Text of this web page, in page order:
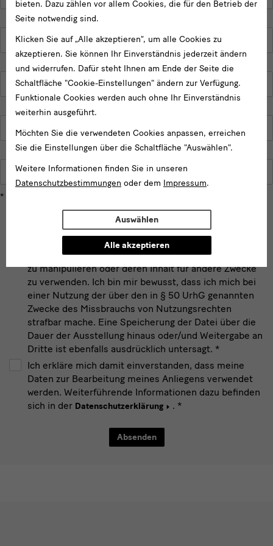
Vorname*
Telefonnummer*
E-
Adresse*
Medium/Redaktion*
* Pflichtfeld
Ja, ich akzeptiere, die mir zur Verfügung gestellten
Daten nur im Zusammenhang mit einer aktuellen
Berichterstattung (§ 50 UrhG) zur genannten
Ausstellung zu verwenden, diese nicht zu verändern,
zu manipulieren oder deren Inhalt für andere Zwecke
zu verwenden. Ich bin mir bewusst, dass ich mich bei
einer Nutzung der über den in § 50 UrhG genannten
Zwecke des Missbrauchs von Nutzungsrechten
strafbar mache. Eine Speicherung der Datei über die
Dauer der Ausstellung hinaus oder/und Weitergabe an
Dritte ist ebenfalls ausdrücklich untersagt. *
Ich erkläre mich damit einverstanden, dass meine
Daten zur Bearbeitung meines Anliegens verwendet
werden. Weiterführende Informationen dazu befinden
sich in der Datenschutzerklärung . *
bieten. Dazu zählen vor allem Cookies, die für den Betrieb der
Seite notwendig sind.
Klicken Sie auf „Alle akzeptieren“, um alle Cookies zu
akzeptieren. Sie können Ihr Einverständnis jederzeit ändern
und widerrufen. Dafür steht Ihnen am Ende der Seite die
Schaltfläche "Cookie-Einstellungen" ändern zur Verfügung.
Funktionale Cookies werden auch ohne Ihr Einverständnis
weiterhin ausgeführt.
Möchten Sie die verwendeten Cookies anpassen, erreichen
Sie die Einstellungen über die Schaltfläche "Auswählen".
Weitere Informationen finden Sie in unseren
Datenschutzbestimmungen oder dem Impressum.
Auswählen
Alle akzeptieren